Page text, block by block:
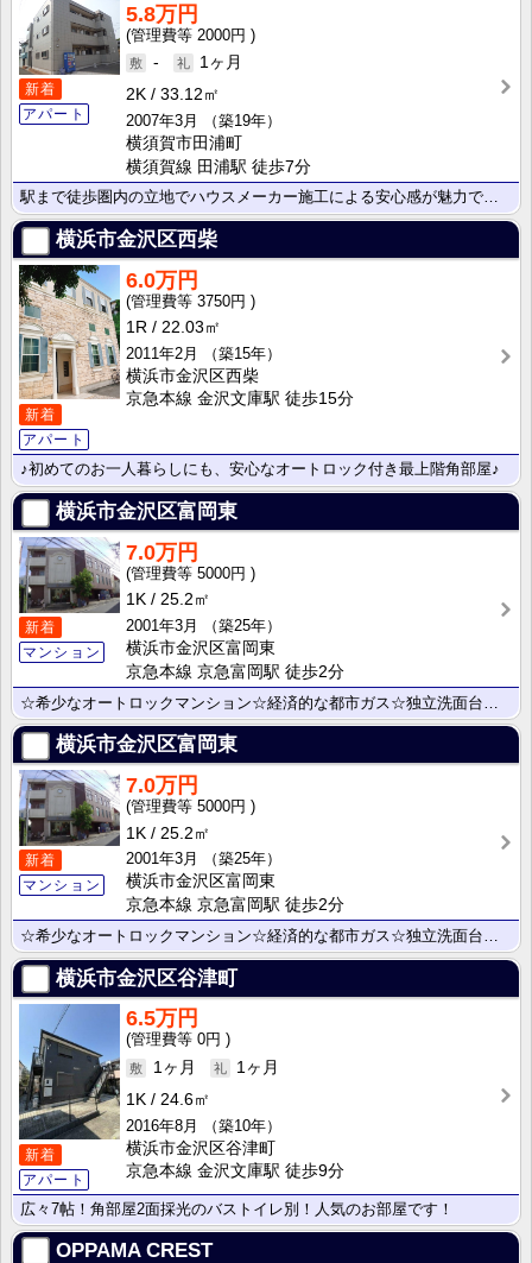
新着
アパート
5.8万円
2000円
-
1ヶ月
2K
33.12㎡
2007年3月
（築19年）
横須賀市田浦町
横須賀線 田浦駅 徒歩7分
駅まで徒歩圏内の立地でハウスメーカー施工による安心感が魅力です！新生活にちょうどいい設備がそろってい･･･
横浜市金沢区西柴
新着
アパート
6.0万円
3750円
1R
22.03㎡
2011年2月
（築15年）
横浜市金沢区西柴
京急本線 金沢文庫駅 徒歩15分
♪初めてのお一人暮らしにも、安心なオートロック付き最上階角部屋♪
横浜市金沢区富岡東
新着
マンション
7.0万円
5000円
1K
25.2㎡
2001年3月
（築25年）
横浜市金沢区富岡東
京急本線 京急富岡駅 徒歩2分
横浜市金沢区富岡東
新着
マンション
7.0万円
5000円
1K
25.2㎡
2001年3月
（築25年）
横浜市金沢区富岡東
京急本線 京急富岡駅 徒歩2分
横浜市金沢区谷津町
新着
アパート
6.5万円
0円
1ヶ月
1ヶ月
1K
24.6㎡
2016年8月
（築10年）
横浜市金沢区谷津町
京急本線 金沢文庫駅 徒歩9分
広々7帖！角部屋2面採光のバストイレ別！人気のお部屋です！
OPPAMA CREST